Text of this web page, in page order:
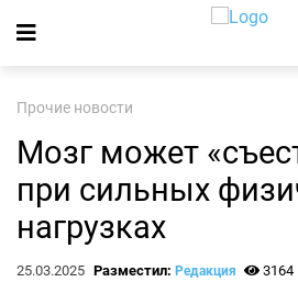
Прочие новости
Мозг может
при сильных
нагрузках
25.03.2025 Разместил: Редакция 3164